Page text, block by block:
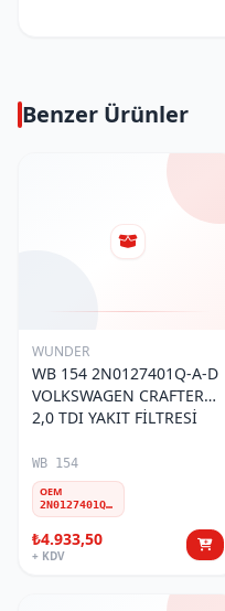
Benzer Ürünler
WUNDER
WB 154 2N0127401Q-A-D
VOLKSWAGEN CRAFTER
2,0 TDI YAKIT FİLTRESİ
WB 154
OEM
2N0127401Q-A-D
₺4.933,50
+ KDV